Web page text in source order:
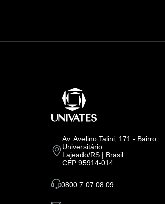
Av. Avelino Talini, 171 - Bairro
Universitário
Lajeado/RS | Brasil
CEP 95914-014
0800 7 07 08 09